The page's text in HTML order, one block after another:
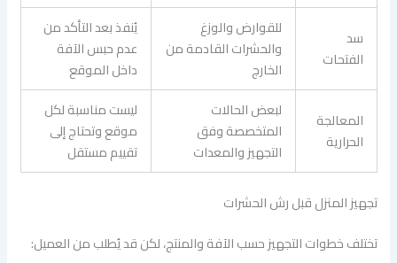
سد
الفتحات
للقوارض والوزغ
والحشرات القادمة من
الخارج
يُنفذ بعد التأكد من
عدم حبس الآفة
داخل الموقع
المعالجة
الحرارية
لبعض الحالات
المتخصصة وفق
التجهيز والمعدات
ليست مناسبة لكل
موقع وتحتاج إلى
تقييم مستقل
تجهيز المنزل قبل رش الحشرات
تختلف خطوات التجهيز حسب الآفة والمنتج، لكن قد يُطلب من العميل: